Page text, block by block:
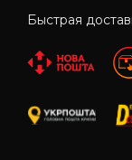
Быстрая